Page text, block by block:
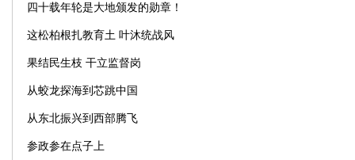
四十载年轮是大地颁发的勋章！
这松柏根扎教育土 叶沐统战风
果结民生枝 干立监督岗
从蛟龙探海到芯跳中国
从东北振兴到西部腾飞
参政参在点子上